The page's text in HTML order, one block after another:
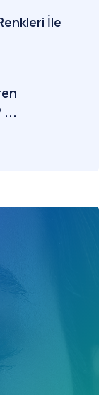
İle
...